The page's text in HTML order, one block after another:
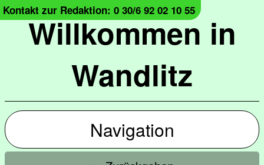
Willkommen in
Wandlitz
Kontakt zur Redaktion: 0 30/6 92 02 10 55
Navigation